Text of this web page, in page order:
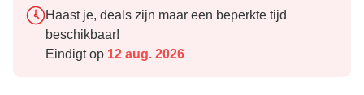
Haast je, deals zijn maar een beperkte tijd
beschikbaar!
Eindigt op 12 aug. 2026